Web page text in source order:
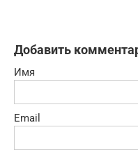
Добавить
Имя
Email